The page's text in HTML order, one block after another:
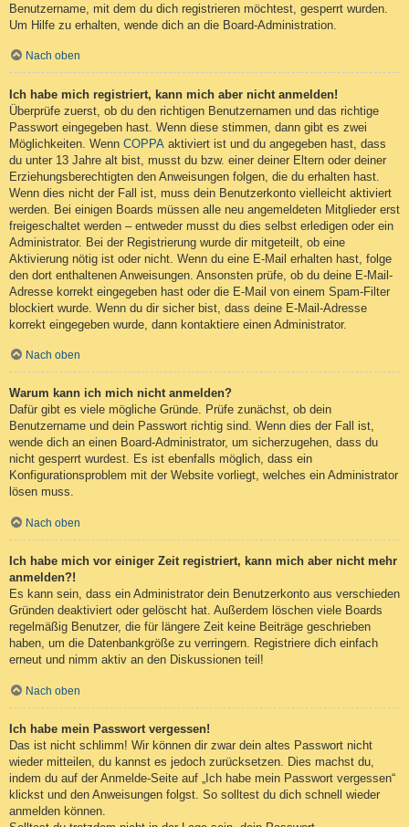
Benutzername, mit dem du dich registrieren möchtest, gesperrt wurden.
Um Hilfe zu erhalten, wende dich an die Board-Administration.
Nach oben
Ich habe mich registriert, kann mich aber nicht anmelden!
Überprüfe zuerst, ob du den richtigen Benutzernamen und das richtige
Passwort eingegeben hast. Wenn diese stimmen, dann gibt es zwei
Möglichkeiten. Wenn COPPA aktiviert ist und du angegeben hast, dass
du unter 13 Jahre alt bist, musst du bzw. einer deiner Eltern oder deiner
Erziehungsberechtigten den Anweisungen folgen, die du erhalten hast.
Wenn dies nicht der Fall ist, muss dein Benutzerkonto vielleicht aktiviert
werden. Bei einigen Boards müssen alle neu angemeldeten Mitglieder erst
freigeschaltet werden – entweder musst du dies selbst erledigen oder ein
Administrator. Bei der Registrierung wurde dir mitgeteilt, ob eine
Aktivierung nötig ist oder nicht. Wenn du eine E-Mail erhalten hast, folge
den dort enthaltenen Anweisungen. Ansonsten prüfe, ob du deine E-Mail-
Adresse korrekt eingegeben hast oder die E-Mail von einem Spam-Filter
blockiert wurde. Wenn du dir sicher bist, dass deine E-Mail-Adresse
korrekt eingegeben wurde, dann kontaktiere einen Administrator.
Nach oben
Warum kann ich mich nicht anmelden?
Dafür gibt es viele mögliche Gründe. Prüfe zunächst, ob dein
Benutzername und dein Passwort richtig sind. Wenn dies der Fall ist,
wende dich an einen Board-Administrator, um sicherzugehen, dass du
nicht gesperrt wurdest. Es ist ebenfalls möglich, dass ein
Konfigurationsproblem mit der Website vorliegt, welches ein Administrator
lösen muss.
Nach oben
Ich habe mich vor einiger Zeit registriert, kann mich aber nicht mehr
anmelden?!
Es kann sein, dass ein Administrator dein Benutzerkonto aus verschieden
Gründen deaktiviert oder gelöscht hat. Außerdem löschen viele Boards
regelmäßig Benutzer, die für längere Zeit keine Beiträge geschrieben
haben, um die Datenbankgröße zu verringern. Registriere dich einfach
erneut und nimm aktiv an den Diskussionen teil!
Nach oben
Ich habe mein Passwort vergessen!
Das ist nicht schlimm! Wir können dir zwar dein altes Passwort nicht
wieder mitteilen, du kannst es jedoch zurücksetzen. Dies machst du,
indem du auf der Anmelde-Seite auf „Ich habe mein Passwort vergessen“
klickst und den Anweisungen folgst. So solltest du dich schnell wieder
anmelden können.